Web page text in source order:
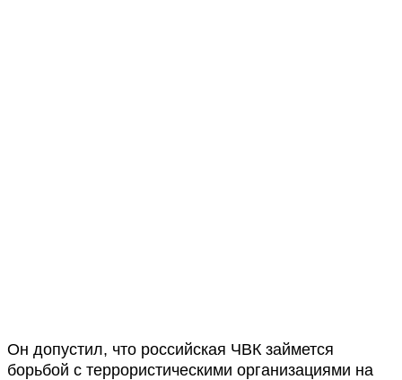
Он допустил, что российская ЧВК займется
борьбой с террористическими организациями на